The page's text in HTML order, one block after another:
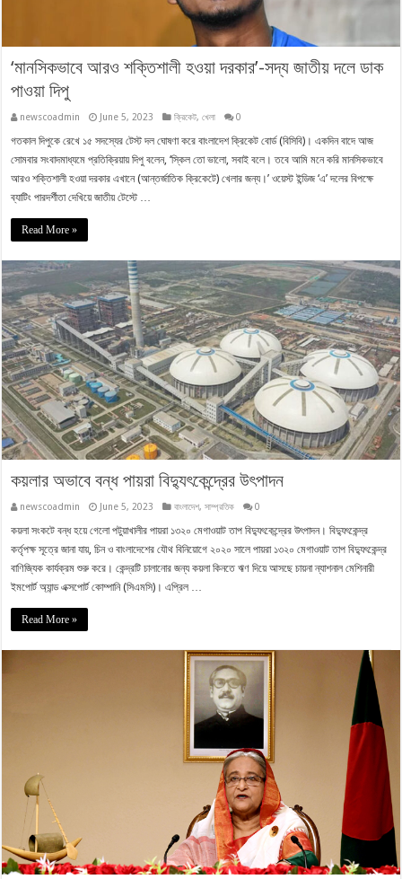
‘মানসিকভাবে আরও শক্তিশালী হওয়া দরকার’-সদ্য জাতীয় দলে ডাক
পাওয়া দিপু
newscoadmin June 5, 2023 ক্রিকেট,খেলা 0
গতকাল দিপুকে রেখে ১৫ সদস্যের টেস্ট দল ঘোষণা করে বাংলাদেশ ক্রিকেট বোর্ড (বিসিবি)। একদিন বাদে আজ
সোমবার সংবাদমাধ্যমে প্রতিক্রিয়ায় দিপু বলেন, ‘স্কিল তো ভালো, সবাই বলে। তবে আমি মনে করি মানসিকভাবে
আরও শক্তিশালী হওয়া দরকার এখানে (আন্তর্জাতিক ক্রিকেটে) খেলার জন্য।’ ওয়েস্ট ইন্ডিজ ‘এ’ দলের বিপক্ষে
ব্যাটিং পারদর্শীতা দেখিয়ে জাতীয় টেস্টে …
Read More »
কয়লার অভাবে বন্ধ পায়রা বিদ্যুৎকেন্দ্রের উৎপাদন
newscoadmin June 5, 2023 বাংলাদেশ,সাম্প্রতিক 0
কয়লা সংকটে বন্ধ হয়ে গেলো পটুয়াখালীর পায়রা ১৩২০ মেগাওয়াট তাপ বিদ্যুৎকেন্দ্রের উৎপাদন। বিদ্যুৎকেন্দ্র
কর্তৃপক্ষ সূত্রে জানা যায়, চিন ও বাংলাদেশের যৌথ বিনিয়োগে ২০২০ সালে পায়রা ১৩২০ মেগাওয়াট তাপ বিদ্যুৎকেন্দ্র
বাণিজ্যিক কার্যক্রম শুরু করে। কেন্দ্রটি চালানোর জন্য কয়লা কিনতে ঋণ দিয়ে আসছে চায়না ন্যাশনাল মেশিনারী
ইমপোর্ট অ্যান্ড এক্সপোর্ট কোম্পানি (সিএমসি)। এপ্রিল …
Read More »